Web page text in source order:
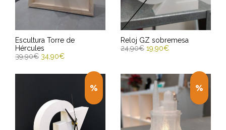
Escultura Torre de
Hércules
39,90€ 34,90€
AÑADIR AL CARRITO
Entrega Estimada entre
11/08/2026 - 13/08/2026
Reloj GZ sobremesa
24,90€ 19,90€
Entrega Estimada entre
11/08/2026 - 13/08/2026